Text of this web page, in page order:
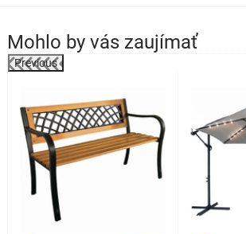
Mohlo by vás zaujímať
Previous